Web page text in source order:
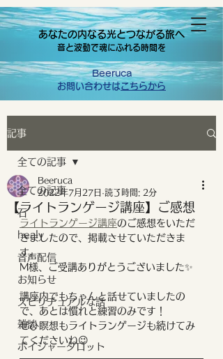
あなたの内なる光とつながる旅へ
音と波動で魂にふれる時間を
Beeruca
お問い合わせはこちらから
記事
全ての記事
石
healy
音声配信
お知らせ
スピリチュアルな話
雑談
ボイジャータロット
全ての記事
【ライトランゲージ講座】ご感想
Beeruca
2022年7月27日 読了時間: 2分
ライトランゲージ講座のご感想をいただ
きましたので、掲載させていただきま
す。
M様、ご受講ありがとうございました✨
講座内でもちゃんと話せていましたの
で、あとは慣れと練習のみです！
ぜひ瞑想もライトランゲージも続けてみ
てくださいね😉